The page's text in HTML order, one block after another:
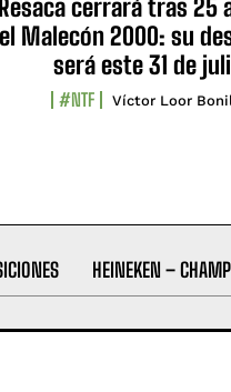
Resaca cerrará tras 25
el Malecón 2000: su
será este 31 de
#NTF Víctor Loor
HEINEKEN –